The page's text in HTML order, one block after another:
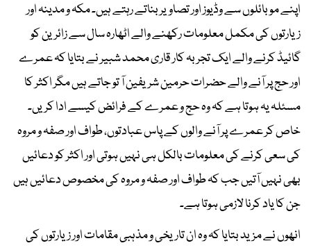
اپنے موبائلوں سے وڈیوز اور تصاویر بناتے رہتے ہیں۔ مکہ و مدینہ اور
زیارتوں کی مکمل معلومات رکھنے والے اٹھارہ سال سے زائرین کو
گائیڈ کرنے والے ایک تجربہ کار قاری محمد شبیر نے بتایا کہ عمرے
اور حج پر آنے والے حضرات حرمین شریفین آ تو جاتے ہیں مگر اکثر کا
مسئلہ یہ ہوتا ہے کہ وہ حج و عمرے کے فرائض کیسے ادا کریں۔
خاص کر عمرے پر آنے والوں کے پاس عبادتوں، طواف اور صفہ و مروہ
کی سعی کرنے کی معلومات بالکل ہی نہیں ہوتی اور اکثر کو دعائیں
بھی نہیں آتیں جب کہ طواف اور صفہ و مروہ کی مخصوص دعائیں ہیں
جن کا یاد کرنا لازمی ہوتا ہے۔
انھوں نے مزید بتایا کہ وہ ان تاریخی و مذہبی مقامات اور زیارتوں کی